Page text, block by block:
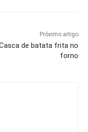
Próximo artigo
de batata frita no
forno